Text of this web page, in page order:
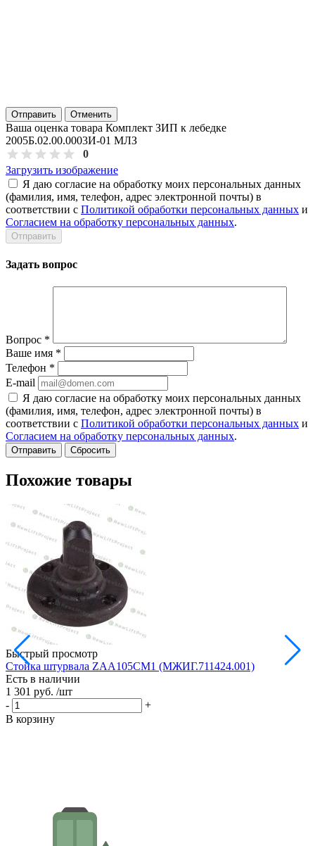
Отправить Отменить
Ваша оценка товара Комплект ЗИП к лебедке
2005Б.02.00.0003И-01 МЛЗ
0
Загрузить изображение
Я даю согласие на обработку моих персональных данных
(фамилия, имя, телефон, адрес электронной почты) в
соответствии с Политикой обработки персональных данных и
Согласием на обработку персональных данных.
Задать вопрос
Вопрос *
Ваше имя *
Телефон *
E-mail
Я даю согласие на обработку моих персональных данных
(фамилия, имя, телефон, адрес электронной почты) в
соответствии с Политикой обработки персональных данных и
Согласием на обработку персональных данных.
Сбросить
Похожие товары
Быстрый просмотр
Стойка штурвала ZAA105CM1 (МЖИГ.711424.001)
Есть в наличии
1 301 руб. /шт
-
+
В корзину